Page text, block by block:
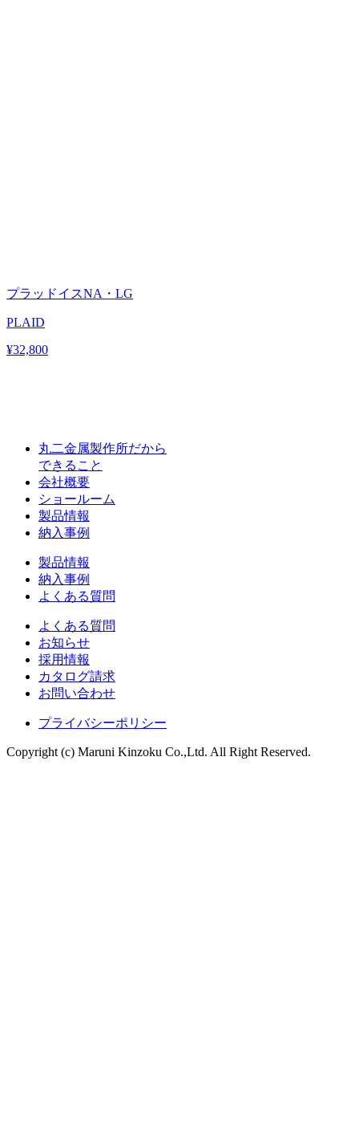
プラッドイスNA・LG
PLAID
¥32,800
丸二金属製作所だから
できること
会社概要
ショールーム
製品情報
納入事例
製品情報
納入事例
よくある質問
よくある質問
お知らせ
採用情報
カタログ請求
お問い合わせ
プライバシーポリシー
Copyright (c) Maruni Kinzoku Co.,Ltd. All Right Reserved.